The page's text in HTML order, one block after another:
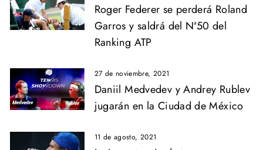
Roger Federer se perderá Roland
Garros y saldrá del Nª50 del
Ranking ATP
27 de noviembre, 2021
Daniil Medvedev y Andrey Rublev
jugarán en la Ciudad de México
11 de agosto, 2021